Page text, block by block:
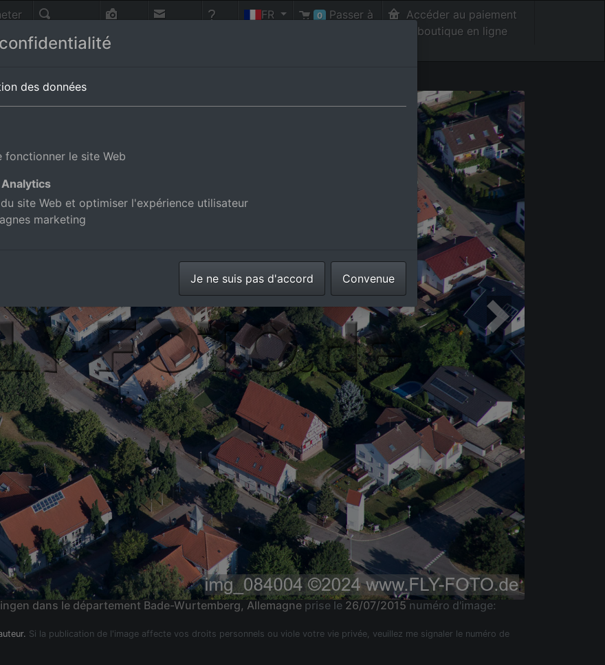
vol
FR 0
Passer à
Accéder au paiement
de la boutique en ligne
dans le département Bade-Wurtemberg, Allemagne prise le 26/07/2015 numéro d'image:
Si la publication de l'image affecte vos droits personnels ou viole votre vie privée, veuillez me signaler le numéro de
des données
fonctionner le site Web
site Web et optimiser l'expérience utilisateur
marketing
Je ne suis pas d'accord Convenue